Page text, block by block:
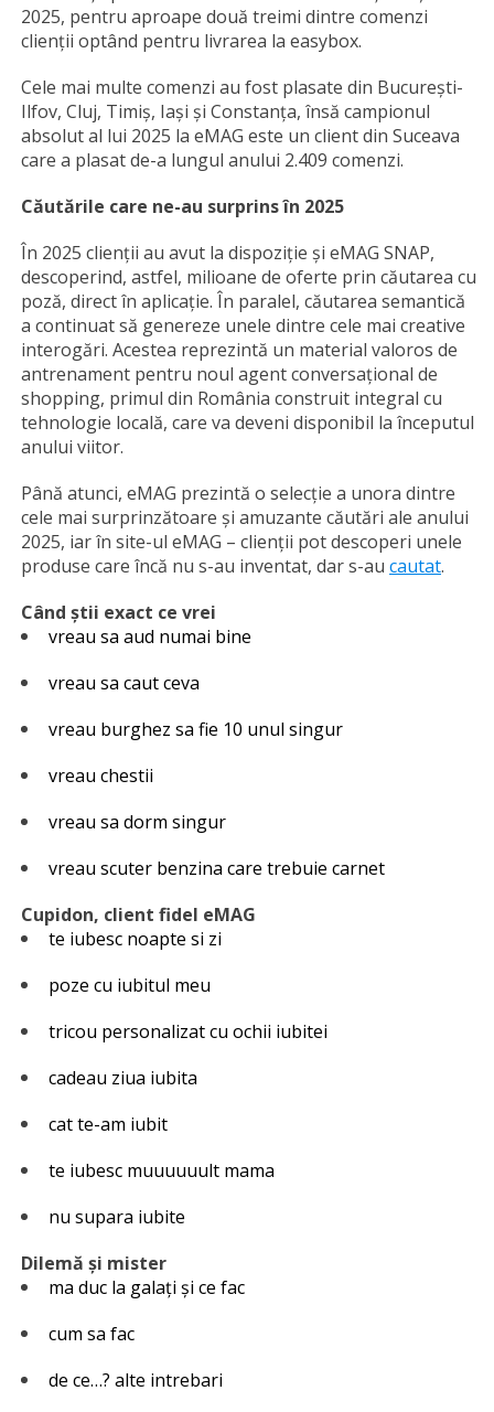
2025, pentru aproape două treimi dintre comenzi
clienții optând pentru livrarea la easybox.
Cele mai multe comenzi au fost plasate din București-
Ilfov, Cluj, Timiș, Iași și Constanța, însă campionul
absolut al lui 2025 la eMAG este un client din Suceava
care a plasat de-a lungul anului 2.409 comenzi.
Căutările care ne-au surprins în 2025
În 2025 clienții au avut la dispoziție și eMAG SNAP,
descoperind, astfel, milioane de oferte prin căutarea cu
poză, direct în aplicație. În paralel, căutarea semantică
a continuat să genereze unele dintre cele mai creative
interogări. Acestea reprezintă un material valoros de
antrenament pentru noul agent conversațional de
shopping, primul din România construit integral cu
tehnologie locală, care va deveni disponibil la începutul
anului viitor.
Până atunci, eMAG prezintă o selecție a unora dintre
cele mai surprinzătoare și amuzante căutări ale anului
2025, iar în site-ul eMAG – clienții pot descoperi unele
produse care încă nu s-au inventat, dar s-au cautat.
Când știi exact ce vrei
vreau sa aud numai bine
vreau sa caut ceva
vreau burghez sa fie 10 unul singur
vreau chestii
vreau sa dorm singur
vreau scuter benzina care trebuie carnet
Cupidon, client fidel eMAG
te iubesc noapte si zi
poze cu iubitul meu
tricou personalizat cu ochii iubitei
cadeau ziua iubita
cat te-am iubit
te iubesc muuuuuult mama
nu supara iubite
Dilemă și mister
ma duc la galați și ce fac
cum sa fac
de ce…? alte intrebari